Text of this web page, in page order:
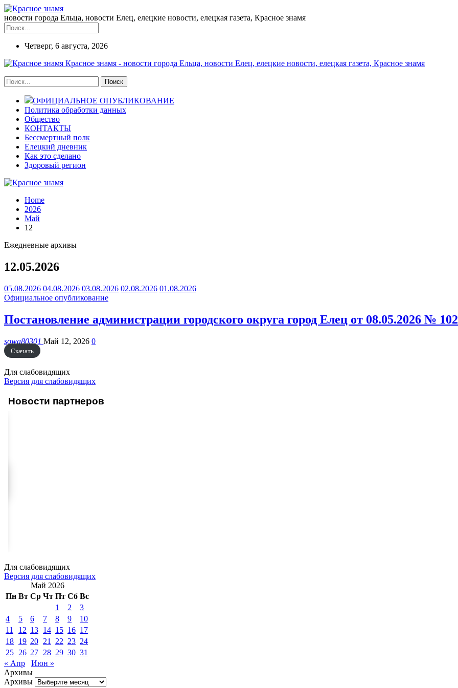
новости города Ельца, новости Елец, елецкие новости, елецкая газета, Красное знамя
Четверг, 6 августа, 2026
Красное знамя - новости города Ельца, новости Елец, елецкие новости, елецкая газета, Красное знамя
ОФИЦИАЛЬНОЕ ОПУБЛИКОВАНИЕ
Политика обработки данных
Общество
КОНТАКТЫ
Бессмертный полк
Елецкий дневник
Как это сделано
Здоровый регион
Home
2026
Май
12
Ежедневные архивы
12.05.2026
05.08.2026 04.08.2026 03.08.2026 02.08.2026 01.08.2026
Официальное опубликование
Постановление администрации городского округа город Елец от 08.05.2026 №
sowa80301 Май 12, 2026 0
Скачать
Для слабовидящих
Версия для слабовидящих
Новости партнеров
Для слабовидящих
Версия для слабовидящих
Май 2026
Пн Вт Ср Чт Пт Сб Вс
1
2
3
4
5 6 7 8 9
10
11
12 13 14 15 16 17
18 19 20 21 22 23 24
25 26 27 28 29 30 31
« Апр
Июн »
Архивы
Архивы